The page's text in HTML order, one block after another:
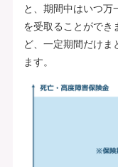
と、期間中はいつ万
を受取ることができ
ど、一定期間だけま
ます。